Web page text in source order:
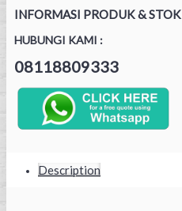
INFORMASI PRODUK & STOK
HUBUNGI KAMI :
08118809333
Description